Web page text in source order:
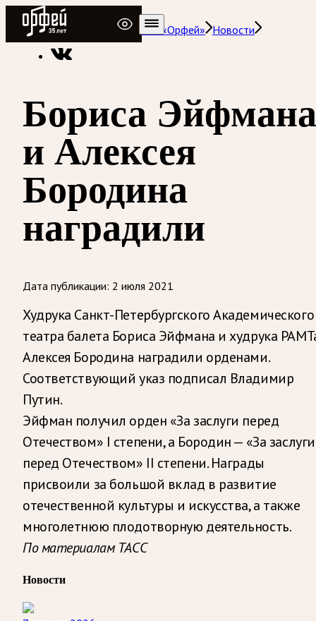
Радио Орфей
Радио классической музыки «Орфей» Новости
Бориса Эйфмана
и Алексея
Бородина
наградили
Дата публикации: 2 июля 2021
Худрука Санкт-Петербургского Академического
театра балета Бориса Эйфмана и худрука
Алексея Бородина наградили орденами.
Соответствующий указ подписал Владимир
Путин.
Эйфман получил орден «За заслуги перед
Отечеством» I степени, а Бородин — «За заслуги
перед Отечеством» II степени. Награды
присвоили за большой вклад в развитие
отечественной культуры и искусства, а также
многолетнюю плодотворную деятельность.
По материалам ТАСС
Новости